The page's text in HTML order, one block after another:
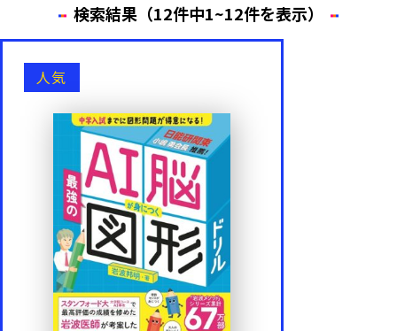
中学生
高校生
大人におすすめ
内容
検索結果（12件中1~12件を表示）
人気